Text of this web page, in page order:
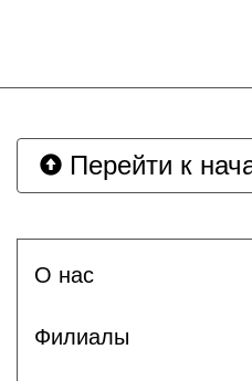
Перейти к
О нас
Филиалы